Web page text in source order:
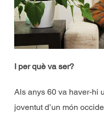
I per què va ser?
Als anys 60 va haver-hi
joventut d’un món